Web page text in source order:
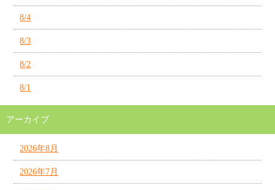
8/4
8/3
8/2
8/1
アーカイブ
2026年8月
2026年7月